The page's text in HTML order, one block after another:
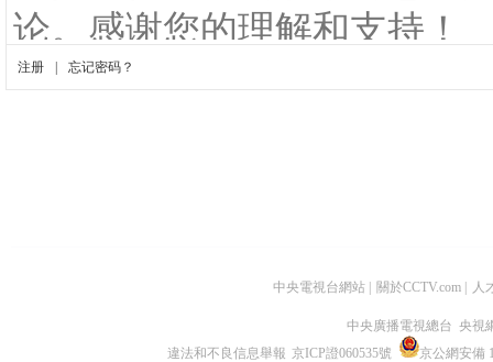
中央電視台網站 關於CCTV.com 人
中央廣播電視總台 央視
違法和不良信息舉報 京ICP證060535號
京公網安備